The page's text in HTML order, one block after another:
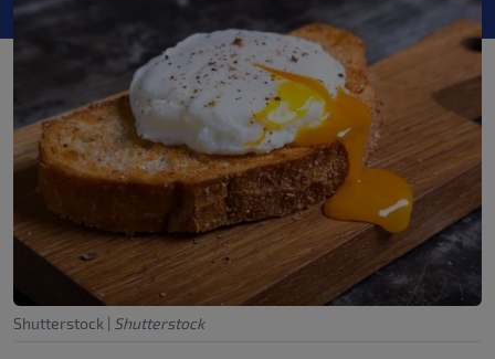
Shutterstock | Shutterstock